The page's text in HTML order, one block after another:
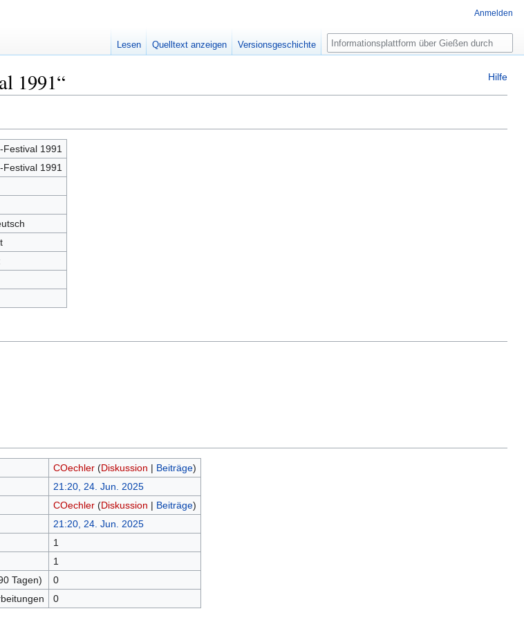
Hilfe
1991“
Festival 1991
Festival 1991
COechler (Diskussion | Beiträge)
21:20, 24. Jun. 2025
COechler (Diskussion | Beiträge)
21:20, 24. Jun. 2025
1
1
Tagen)
0
0
Anmelden
Lesen Quelltext anzeigen Versionsgeschichte Suche